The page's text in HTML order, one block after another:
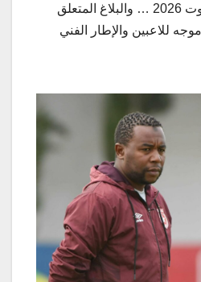
سينطلق مبدئيا يوم 22 أوت 2026 … والبلاغ المتعلق
للاعبين والإطار الفني